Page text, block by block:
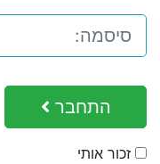
התחבר
זכור אותי